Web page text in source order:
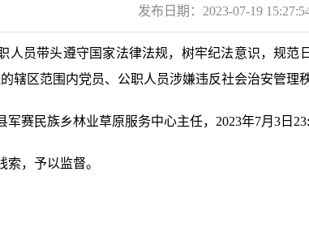
发布日期：2023-07-19
人员带头遵守国家法律法规，树牢纪法意识，规
辖区范围内党员、公职人员涉嫌违反社会治安管理
军赛民族乡林业草原服务中心主任，2023年7月3日
，予以监督。